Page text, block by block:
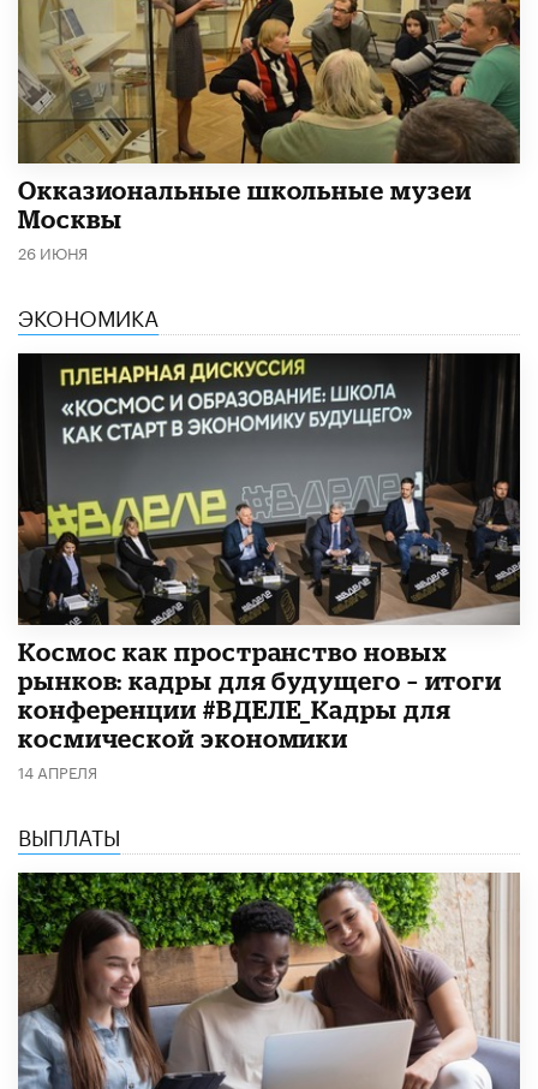
​Окказиональные школьные музеи
Москвы
26 ИЮНЯ
ЭКОНОМИКА
Космос как пространство новых
рынков: кадры для будущего – итоги
конференции #ВДЕЛЕ_Кадры для
космической экономики
14 АПРЕЛЯ
ВЫПЛАТЫ